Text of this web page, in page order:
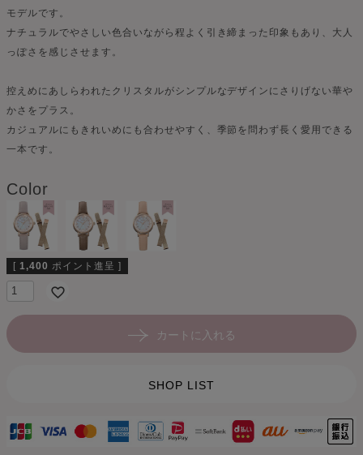
モデルです。
ナチュラルでやさしい色合いながら程よく引き締まった印象もあり、大人
っぽさを感じさせます。
控えめにあしらわれたクリスタルがシンプルなデザインにさりげない華や
かさをプラス。
カジュアルにもきれいめにも合わせやすく、季節を問わず長く愛用できる
一本です。
Color
[ 1,400 ポイント進呈 ]
カートに入れる
SHOP LIST